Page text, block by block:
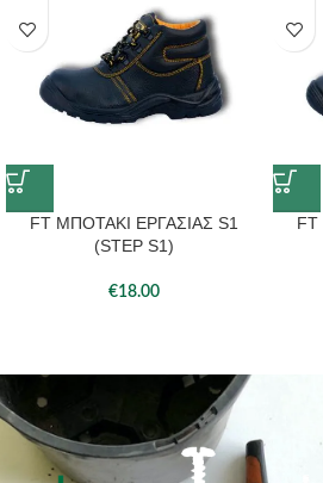
FT ΜΠΟΤΑΚΙ ΕΡΓΑΣΙΑΣ S1
(STEP S1)
€18.00
FT